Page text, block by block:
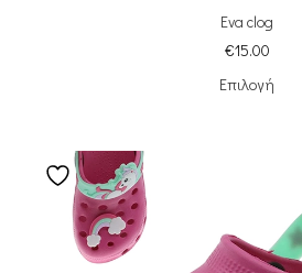
Eva clog
€15.00
Επιλογή